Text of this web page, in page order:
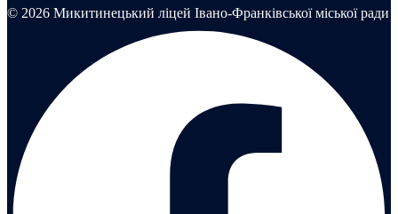
© 2026 Микитинецький ліцей Івано-Франківської міської ради